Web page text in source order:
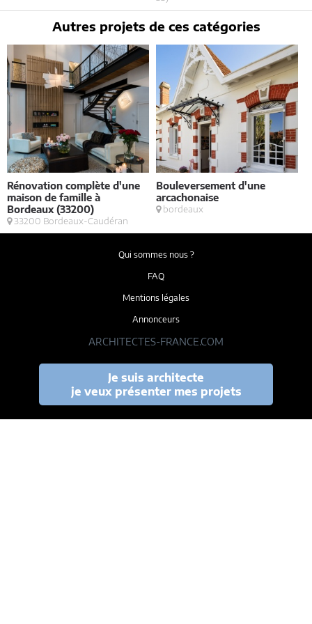
Autres projets de ces catégories
Rénovation complète d'une
maison de famille à
Bordeaux (33200)
33200 Bordeaux-Caudéran
Bouleversement d'une
arcachonaise
bordeaux
Qui sommes nous ?
FAQ
Mentions légales
Annonceurs
ARCHITECTES-FRANCE.COM
Je suis architecte
je veux présenter mes projets